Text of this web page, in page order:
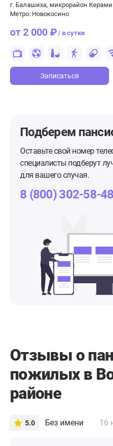
г. Балашиха, микрорайон
Метро: Новокосино
от 2 000 ₽/ в сутки
Записаться
Подберем
Оставьте свой номер
специалисты подберут
для вашего случая.
8 (800) 302-58-48
Отзывы о
пожилых в
районе
5.0 Без имени 16